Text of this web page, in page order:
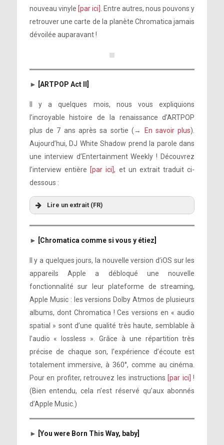
nouveau vinyle [par ici]
. Entre autres, nous pouvons y
retrouver une carte de la planète Chromatica jamais
dévoilée auparavant !
► [ARTPOP Act II]
Il y a quelques mois, nous vous expliquions
l’incroyable histoire de la renaissance d’ARTPOP
plus de 7 ans après sa sortie (→
En savoir plus).
Aujourd’hui, DJ White Shadow prend la parole dans
une interview d’Entertainment Weekly ! Découvrez
l’interview entière [par ici], et un extrait traduit ci-
dessous :
Lire un extrait (FR)
► [Chromatica comme si vous y étiez]
Il y a quelques jours, la nouvelle version d’iOS sur les
appareils Apple a débloqué une nouvelle
fonctionnalité sur leur plateforme de streaming,
Apple Music : les versions Dolby Atmos de plusieurs
albums, dont Chromatica ! Ces versions en « audio
spatial » sont d’une qualité très haute, semblable à
l’audio « lossless ». Grâce à une répartition très
précise de chaque son, l’expérience d’écoute est
totalement immersive, à 360°, comme au cinéma.
Pour en profiter, retrouvez les instructions [par ici] !
(Bien entendu, cela n’est réservé qu’aux abonnés
d’Apple Music.)
► [You were Born This Way, baby]